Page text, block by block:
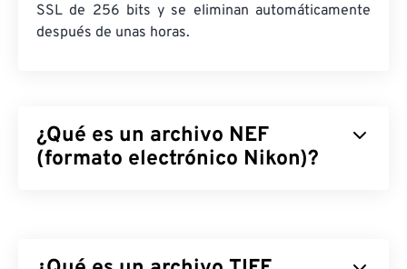
SSL de 256 bits y se eliminan automáticamente
después de unas horas.
¿Qué es un archivo NEF
(formato electrónico Nikon)?